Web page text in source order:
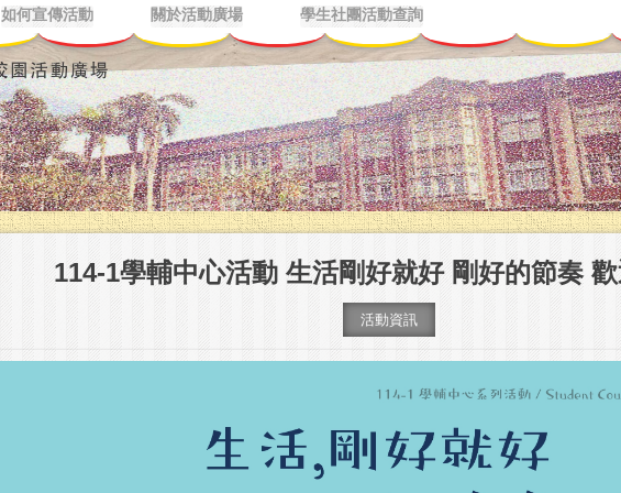
如何宣傳活動 關於活動廣場 學生社團活動查詢
114-1學輔中心活動 生活剛好就好 剛好的節奏
活動資訊